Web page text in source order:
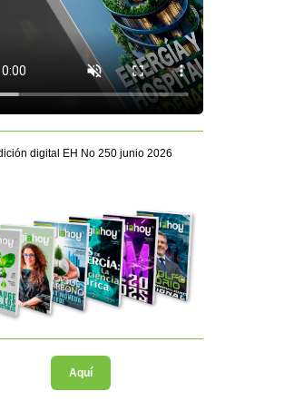
digital EH No 250 junio 2026
Aquí